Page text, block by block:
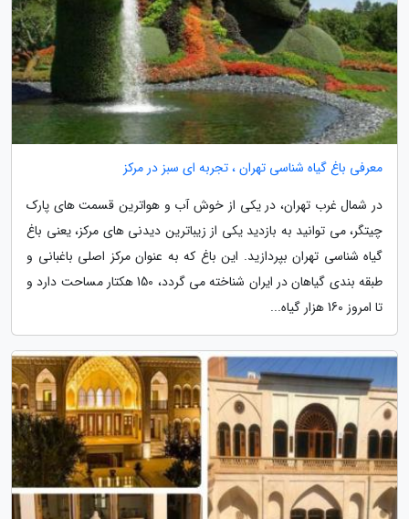
معرفی باغ گیاه شناسی تهران ، تجربه ای سبز در مرکز
در شمال غرب تهران، در یکی از خوش آب و هواترین قسمت های پارک
چیتگر، می توانید به بازدید یکی از زیباترین دیدنی های مرکز، یعنی باغ
گیاه شناسی تهران بپردازید. این باغ که به عنوان مرکز اصلی باغبانی و
طبقه بندی گیاهان در ایران شناخته می گردد، 150 هکتار مساحت دارد و
تا امروز 160 هزار گیاه...